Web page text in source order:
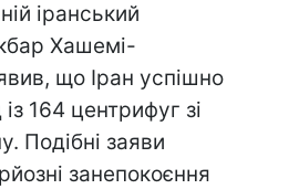
іранський
Хашемі-
що Іран успішно
164 центрифуг зі
Подібні заяви
занепокоєння